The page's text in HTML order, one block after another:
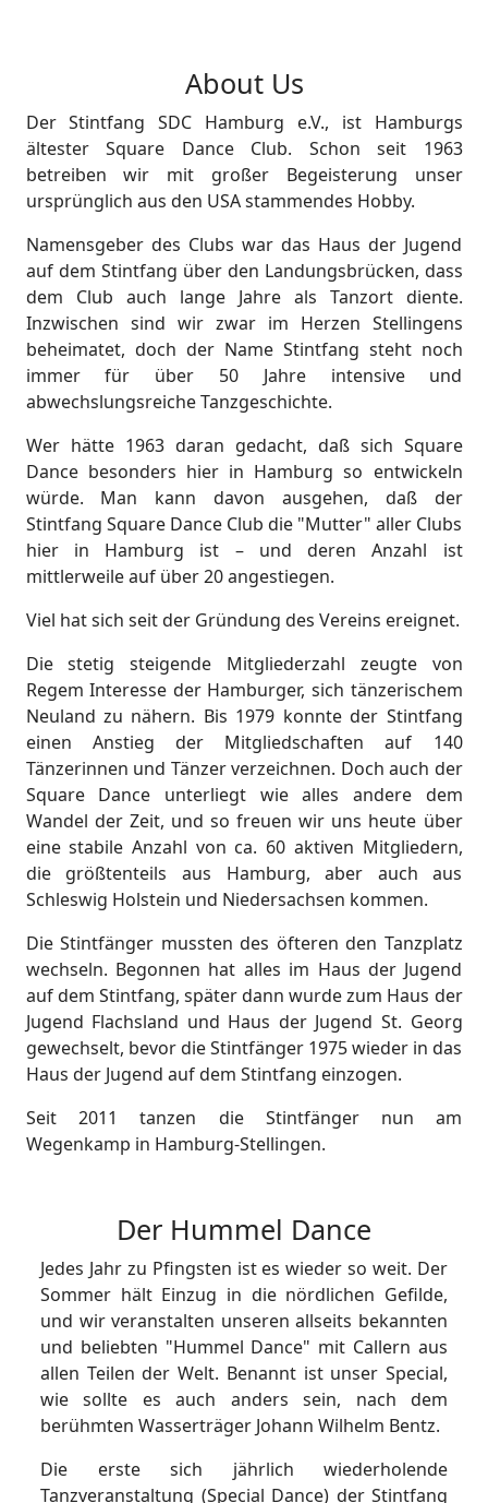
About Us
Der Stintfang SDC Hamburg e.V., ist Hamburgs
ältester Square Dance Club. Schon seit 1963
betreiben wir mit großer Begeisterung unser
ursprünglich aus den USA stammendes Hobby.
Namensgeber des Clubs war das Haus der Jugend
auf dem Stintfang über den Landungsbrücken, dass
dem Club auch lange Jahre als Tanzort diente.
Inzwischen sind wir zwar im Herzen Stellingens
beheimatet, doch der Name Stintfang steht noch
immer für über 50 Jahre intensive und
abwechslungsreiche Tanzgeschichte.
Wer hätte 1963 daran gedacht, daß sich Square
Dance besonders hier in Hamburg so entwickeln
würde. Man kann davon ausgehen, daß der
Stintfang Square Dance Club die "Mutter" aller Clubs
hier in Hamburg ist – und deren Anzahl ist
mittlerweile auf über 20 angestiegen.
Viel hat sich seit der Gründung des Vereins ereignet.
Die stetig steigende Mitgliederzahl zeugte von
Regem Interesse der Hamburger, sich tänzerischem
Neuland zu nähern. Bis 1979 konnte der Stintfang
einen Anstieg der Mitgliedschaften auf 140
Tänzerinnen und Tänzer verzeichnen. Doch auch der
Square Dance unterliegt wie alles andere dem
Wandel der Zeit, und so freuen wir uns heute über
eine stabile Anzahl von ca. 60 aktiven Mitgliedern,
die größtenteils aus Hamburg, aber auch aus
Schleswig Holstein und Niedersachsen kommen.
Die Stintfänger mussten des öfteren den Tanzplatz
wechseln. Begonnen hat alles im Haus der Jugend
auf dem Stintfang, später dann wurde zum Haus der
Jugend Flachsland und Haus der Jugend St. Georg
gewechselt, bevor die Stintfänger 1975 wieder in das
Haus der Jugend auf dem Stintfang einzogen.
Seit 2011 tanzen die Stintfänger nun am
Wegenkamp in Hamburg-Stellingen.
Der Hummel Dance
Jedes Jahr zu Pfingsten ist es wieder so weit. Der
Sommer hält Einzug in die nördlichen Gefilde,
und wir veranstalten unseren allseits bekannten
und beliebten "Hummel Dance" mit Callern aus
allen Teilen der Welt. Benannt ist unser Special,
wie sollte es auch anders sein, nach dem
berühmten Wasserträger Johann Wilhelm Bentz.
Die erste sich jährlich wiederholende
Tanzveranstaltung (Special Dance) der Stintfang